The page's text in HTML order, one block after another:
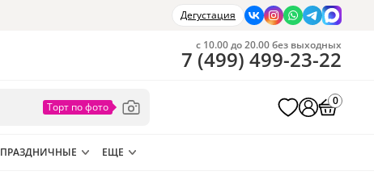
Дегустация
с 10.00 до 20.00 без выходных
7 (499) 499-23-22
0
ПРАЗДНИЧНЫЕ ЕЩЕ